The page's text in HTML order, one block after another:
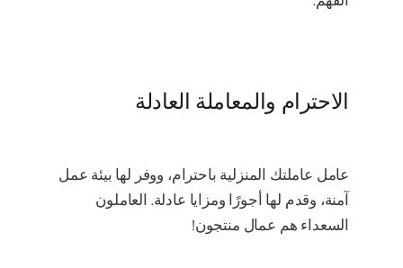
الاحترام والمعاملة العادلة
عامل عاملتك المنزلية باحترام، ووفر لها بيئة عمل
آمنة، وقدم لها أجورًا ومزايا عادلة. العاملون
السعداء هم عمال منتجون!